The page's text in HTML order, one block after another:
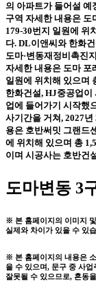
의 아파트가 들어설 예
구역 자세한 내용은 도
179-30번지 일원에 위
다. DL이앤씨와 한화
도마·변동재정비촉진
자세한 내용은 도마 포
일원에 위치해 있으며
한화건설, HJ중공업이
업에 들어가기 시작했
사기간을 거쳐, 2027
용은 호반써밋 그랜드
에 위치해 있으며 총
이며 시공사는 호반건
도마변동 3
※ 본 홈페이지의 이미지
실제와 차이가 있을 수 있
※ 본 홈페이지의 내용은
을 수 있으며, 문구 중 사
잘못될 수 있으므로, 혼동